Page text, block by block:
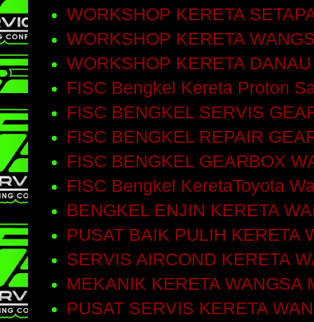
WORKSHOP KERETA
WORKSHOP KERETA
WORKSHOP KERETA
FISC Bengkel Kereta Proton
FISC BENGKEL SERVIS
FISC BENGKEL REPAIR
FISC BENGKEL GEARBOX
FISC Bengkel KeretaToyota
BENGKEL ENJIN KERETA
PUSAT BAIK PULIH KERETA
SERVIS AIRCOND KERETA
MEKANIK KERETA WANGSA
PUSAT SERVIS KERETA